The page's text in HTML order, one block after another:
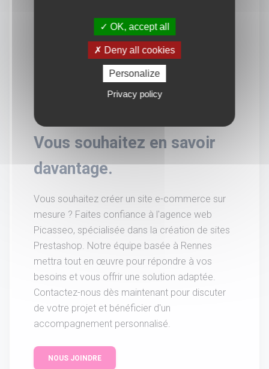
Vous souhaitez en savoir
davantage.
Vous souhaitez créer un site e-commerce sur
mesure ? Faites confiance à l'agence web
Picasseo, spécialisée dans la création de sites
Prestashop. Notre équipe basée à Rennes
mettra tout en œuvre pour répondre à vos
besoins et vous offrir une solution adaptée.
Contactez-nous dès maintenant pour discuter
de votre projet et bénéficier d'un
accompagnement personnalisé.
NOUS JOINDRE
OK, accept all
Deny all cookies
Personalize
Privacy policy